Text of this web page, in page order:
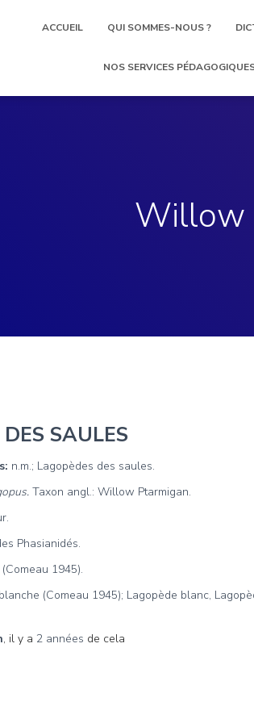
ACCUEIL QUI SOMMES-NOUS ?
NOS SERVICES
Willow
SAULES
n.m.; Lagopèdes des saules.
Taxon angl.: Willow Ptarmigan.
Phasianidés.
1945).
(Comeau 1945); Lagopède blanc,
, il y a 2 années de cela